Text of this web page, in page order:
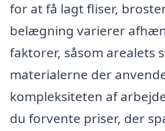
for at få lagt fliser,
belægning varierer
faktorer, såsom arealets
materialerne der
kompleksiteten af
du forvente priser, der